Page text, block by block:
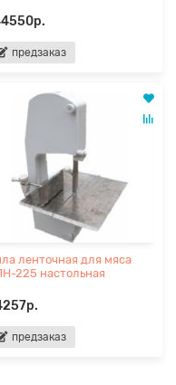
предзаказ
ленточная для мяса
225 настольная
предзаказ